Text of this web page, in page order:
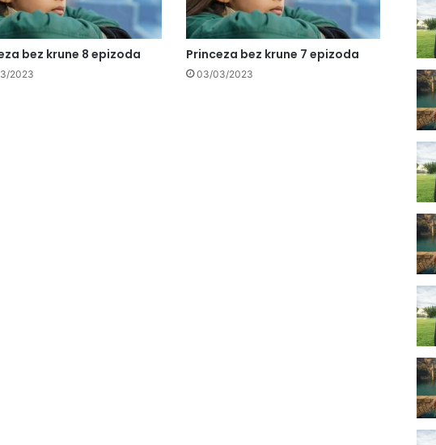
bez krune 8 epizoda
2023
Princeza bez krune 7 epizoda
03/03/2023